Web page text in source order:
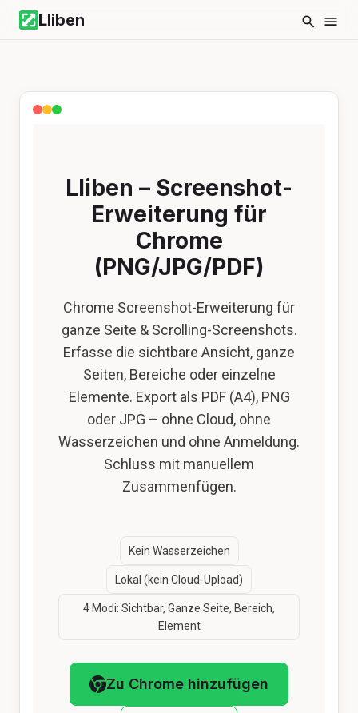
Lliben
Lliben – Screenshot-
Erweiterung für
Chrome
(PNG/JPG/PDF)
Chrome Screenshot-Erweiterung für
ganze Seite & Scrolling-Screenshots.
Erfasse die sichtbare Ansicht, ganze
Seiten, Bereiche oder einzelne
Elemente. Export als PDF (A4), PNG
oder JPG – ohne Cloud, ohne
Wasserzeichen und ohne Anmeldung.
Schluss mit manuellem
Zusammenfügen.
Kein Wasserzeichen
Lokal (kein Cloud-Upload)
4 Modi: Sichtbar, Ganze Seite, Bereich,
Element
Zu Chrome hinzufügen